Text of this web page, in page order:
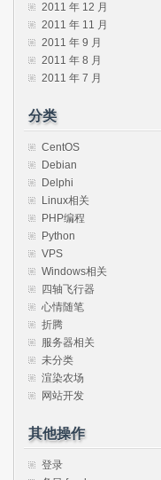
2011 年 12 月
2011 年 11 月
2011 年 9 月
2011 年 8 月
2011 年 7 月
分类
CentOS
Debian
Delphi
Linux相关
PHP编程
Python
VPS
Windows相关
四轴飞行器
心情随笔
折腾
服务器相关
未分类
渲染农场
网站开发
其他操作
登录